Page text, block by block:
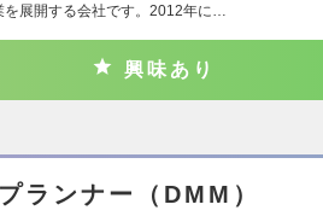
を展開する会社です。2012年に…
興味あり
ランナー（DMM）